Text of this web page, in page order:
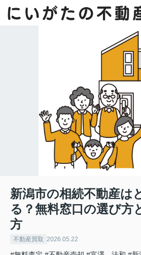
新潟市の相続不動産は
る？無料窓口の選び方
方
不動産買取 2026.05.22